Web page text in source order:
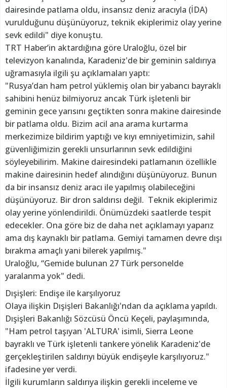
dairesinde patlama oldu, insansız deniz aracıyla (İDA)
vurulduğunu düşünüyoruz, teknik ekiplerimiz olay yerine
sevk edildi" diye konuştu.
TRT Haber’in aktardığına göre Uraloğlu, özel bir
televizyon kanalında, Karadeniz'de bir geminin saldırıya
uğramasıyla ilgili şu açıklamaları yaptı:
"Rusya’dan ham petrol yüklemiş olan bir yabancı bayraklı
sahibini henüz bilmiyoruz ancak Türk işletenli bir
geminin gece yarısını geçtikten sonra makine dairesinde
bir patlama oldu. Bizim acil ana arama kurtarma
merkezimize bildirim yaptığı ve kıyı emniyetimizin, sahil
güvenliğimizin gerekli unsurlarının sevk edildiğini
söyleyebilirim. Makine dairesindeki patlamanın özellikle
makine dairesinin hedef alındığını düşünüyoruz. Bunun
da bir insansız deniz aracı ile yapılmış olabileceğini
düşünüyoruz. Bir dron saldırısı değil. Teknik ekiplerimiz
olay yerine yönlendirildi. Önümüzdeki saatlerde tespit
edecekler. Ona göre biz de daha net açıklamayı yaparız
ama dış kaynaklı bir patlama. Gemiyi tamamen devre dışı
bırakma amaçlı yani bilerek yapılmış."
Uraloğlu, “Gemide bulunan 27 Türk personelde
yaralanma yok" dedi.
Dışişleri: Endişe ile karşılıyoruz
Olaya ilişkin Dışişleri Bakanlığı'ndan da açıklama yapıldı.
Dışişleri Bakanlığı Sözcüsü Öncü Keçeli, paylaşımında,
"Ham petrol taşıyan 'ALTURA' isimli, Sierra Leone
bayraklı ve Türk işletenli tankere yönelik Karadeniz'de
gerçekleştirilen saldırıyı büyük endişeyle karşılıyoruz."
ifadesine yer verdi.
İlgili kurumların saldırıya ilişkin gerekli inceleme ve